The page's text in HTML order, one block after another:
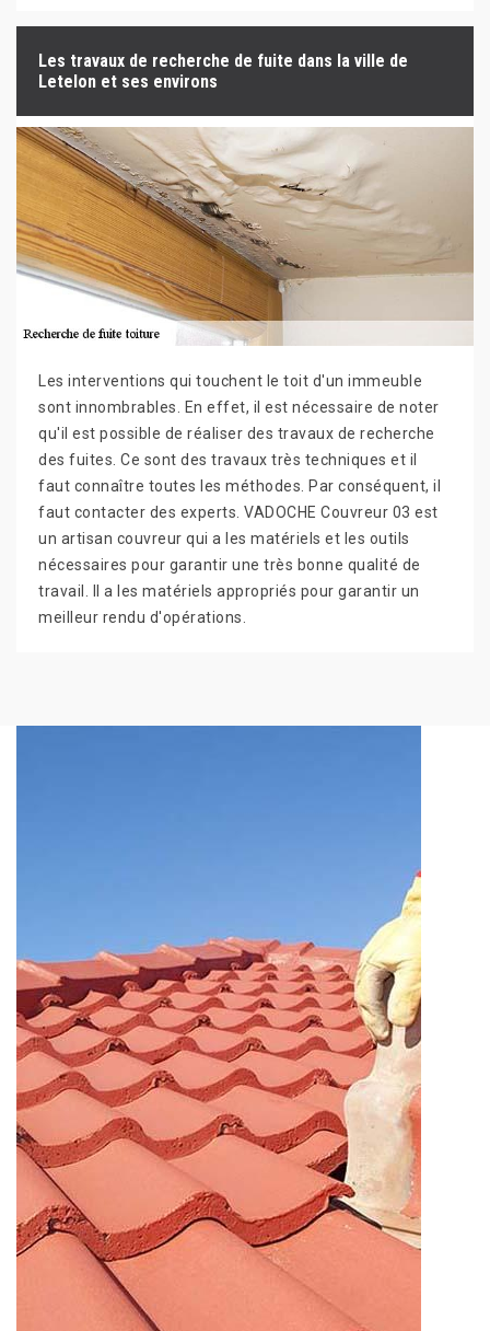
Les travaux de recherche de fuite dans la ville de
Letelon et ses environs
Les interventions qui touchent le toit d'un immeuble
sont innombrables. En effet, il est nécessaire de noter
qu'il est possible de réaliser des travaux de recherche
des fuites. Ce sont des travaux très techniques et il
faut connaître toutes les méthodes. Par conséquent, il
faut contacter des experts. VADOCHE Couvreur 03 est
un artisan couvreur qui a les matériels et les outils
nécessaires pour garantir une très bonne qualité de
travail. Il a les matériels appropriés pour garantir un
meilleur rendu d'opérations.